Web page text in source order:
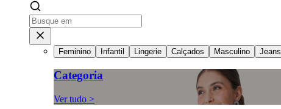
Feminino Infantil Lingerie Calçados Masculino Jeans
Categoria
Ver tudo >